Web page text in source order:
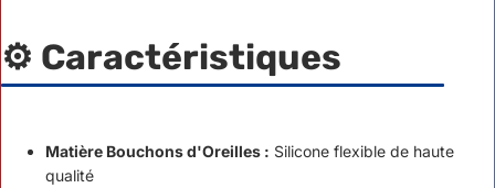
⚙️ Caractéristiques
Matière Bouchons d'Oreilles : Silicone flexible de haute
qualité